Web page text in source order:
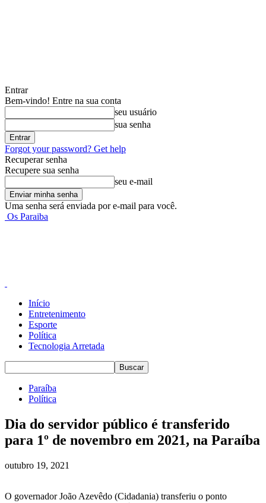
Entrar
Bem-vindo! Entre na sua conta
seu usuário
sua senha
Forgot your password? Get help
Recuperar senha
Recupere sua senha
seu e-mail
Uma senha será enviada por e-mail para você.
Os Paraiba
Início
Entretenimento
Esporte
Política
Tecnologia Arretada
Paraíba
Política
Dia do servidor público é transferido
para 1º de novembro em 2021, na Paraíba
outubro 19, 2021
O governador João Azevêdo (Cidadania) transferiu o ponto